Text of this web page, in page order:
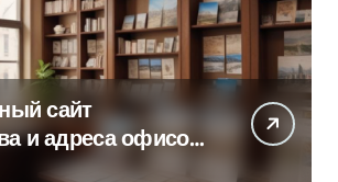
сайт
и адреса офисов